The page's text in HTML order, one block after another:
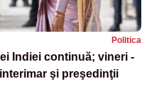
Politica
Indiei continuă; vineri -
şi preşedinţii